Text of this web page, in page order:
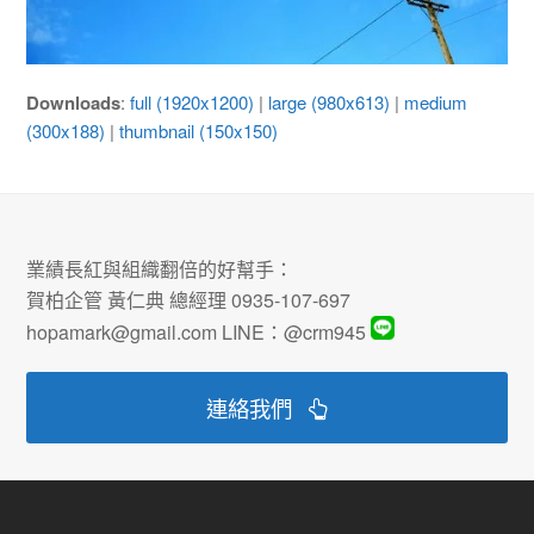
Downloads:full (1920x1200) | large (980x613) | medium
(300x188) |thumbnail (150x150)
業績長紅與組織翻倍的好幫手：
賀柏企管 黃仁典 總經理 0935-107-697
hopamark@gmail.com LINE：@crm945
連絡我們